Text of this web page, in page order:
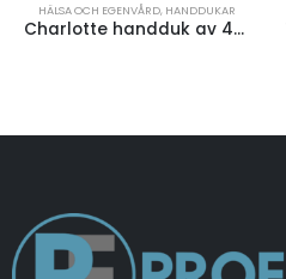
HÄLSA OCH EGENVÅRD, HANDDUKAR
Charlotte handduk av 450 g/m² bomull, 50 x 100 cm